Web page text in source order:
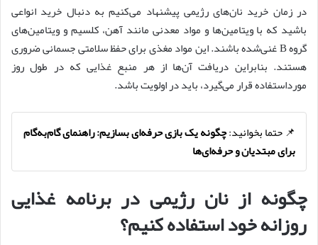
در زمان خرید نان‌های رژیمی پیشنهاد می‌کنیم به دنبال خرید انواعی
باشید که با ویتامین‌ها و مواد معدنی مانند آهن، کلسیم و ویتامین‌های
گروه B غنی‌شده باشند. این مواد مغذی برای حفظ سلامتی جسمانی ضروری
هستند. بنابراین دریافت آن‌ها از هر منبع غذایی که در طول روز
مورداستفاده قرار می‌گیرد، باید در اولویت باشد.
📌 حتما بخوانید:چگونه یک بازی حرفه‌ای بسازیم: راهنمای گام‌به‌گام
برای مبتدیان و حرفه‌ای‌ها
چگونه از نان رژیمی در برنامه غذایی
روزانه خود استفاده کنیم؟